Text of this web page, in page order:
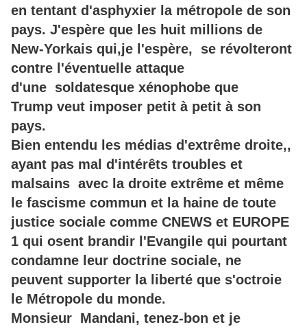
en tentant d'asphyxier la métropole de son
pays. J'espère que les huit millions de
New-Yorkais qui,je l'espère, se révolteront
contre l'éventuelle attaque
d'une soldatesque xénophobe que
Trump veut imposer petit à petit à son
pays.
Bien entendu les médias d'extrême droite,,
ayant pas mal d'intérêts troubles et
malsains avec la droite extrême et même
le fascisme commun et la haine de toute
justice sociale comme CNEWS et EUROPE
1 qui osent brandir l'Evangile qui pourtant
condamne leur doctrine sociale, ne
peuvent supporter la liberté que s'octroie
le Métropole du monde.
Monsieur Mandani, tenez-bon et je